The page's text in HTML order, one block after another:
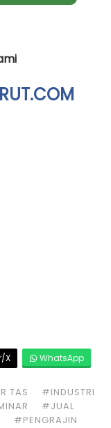
X WhatsApp
TAS
#INDUSTRI
#JUAL
#PENGRAJIN